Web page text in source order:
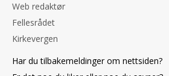
Web redaktør
Fellesrådet
Kirkevergen
Har du tilbakemeldinger om nettsiden?